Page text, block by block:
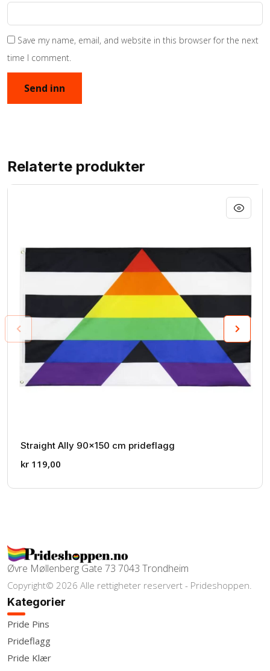
Save my name, email, and website in this browser for the next
time I comment.
Relaterte produkter
Straight Ally 90x150 cm prideflagg
kr 119,00
Øvre Møllenberg Gate 73 7043 Trondheim
Copyright© 2026 Alle rettigheter reservert - Prideshoppen.
Kategorier
Pride Pins
Prideflagg
Pride Klær